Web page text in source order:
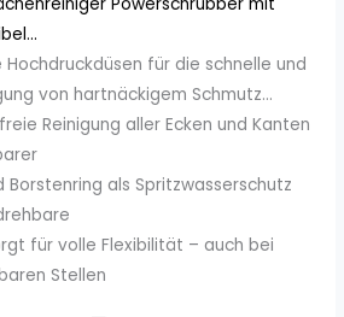
Powerschrubber mit
für die schnelle und
von hartnäckigem Schmutz...
Reinigung aller Ecken und Kanten
Borstenring als Spritzwasserschutz
für volle Flexibilität – auch bei
Stellen